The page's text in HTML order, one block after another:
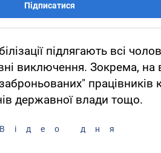
Підписатися
підлягають всі
виключення. Зокрема, на
працівників
державної влади тощо.
Відео дня